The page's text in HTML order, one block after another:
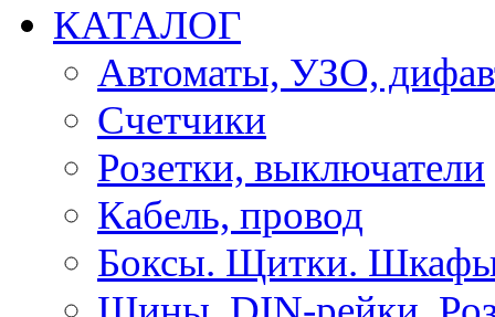
КАТАЛОГ
Автоматы, УЗО,
Счетчики
Розетки, выключатели
Кабель, провод
Боксы. Щитки.